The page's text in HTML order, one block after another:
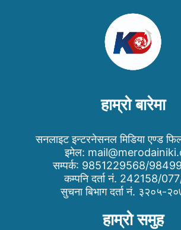
हाम्रो बारेमा
सनलाइट इन्टरनेसनल मिडिया एण्ड
इमेल:
सम्पर्क: 9851229568/
कम्पनि दर्ता नं. 242158/
सुचना बिभाग दर्ता नं. ३२०५-
हाम्रो समुह